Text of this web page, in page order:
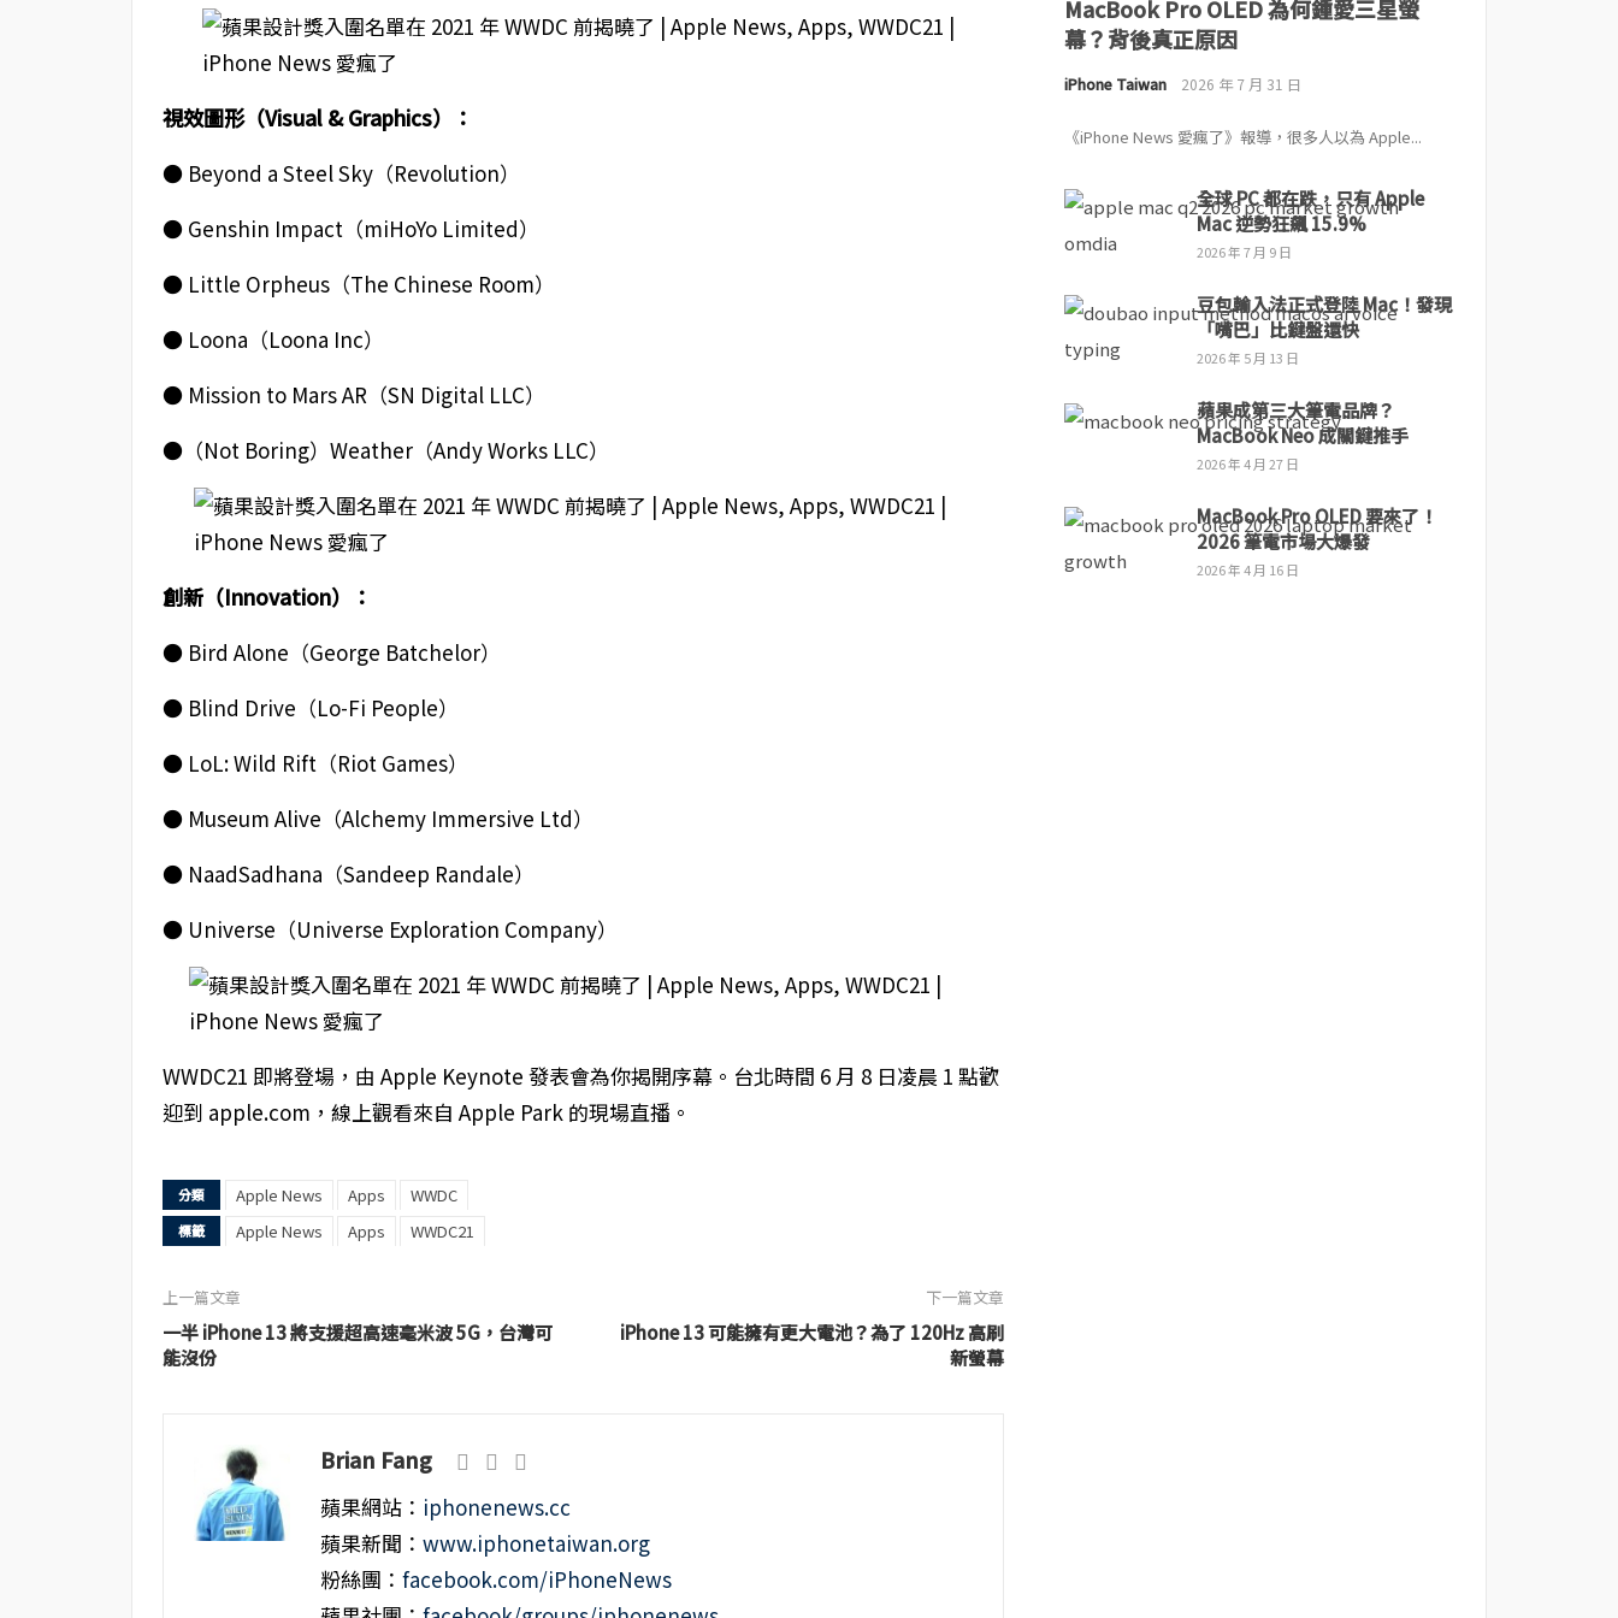
視效圖形（Visual & Graphics）：
● Beyond a Steel Sky（Revolution）
● Genshin Impact（miHoYo Limited）
● Little Orpheus（The Chinese Room）
● Loona（Loona Inc）
● Mission to Mars AR（SN Digital LLC）
●（Not Boring）Weather（Andy Works LLC）
創新（Innovation）：
● Bird Alone（George Batchelor）
● Blind Drive（Lo-Fi People）
● LoL: Wild Rift（Riot Games）
● Museum Alive（Alchemy Immersive Ltd）
● NaadSadhana（Sandeep Randale）
● Universe（Universe Exploration Company）
WWDC21 即將登場，由 Apple Keynote 發表會為你揭開序幕。台北時間 6 月 8 日凌晨 1 點歡
迎到 apple.com，線上觀看來自 Apple Park 的現場直播。
分類 Apple News Apps WWDC
標籤 Apple News Apps WWDC21
上一篇文章
一半 iPhone 13 將支援超高速毫米波 5G，台灣可
能沒份
下一篇文章
iPhone 13 可能擁有更大電池？為了 120Hz 高刷
新螢幕
Brian Fang
蘋果網站： iphonenews.cc
蘋果新聞： www.iphonetaiwan.org
粉絲團： facebook.com/iPhoneNews
MacBook Pro OLED 為何鍾愛三星螢
幕？背後真正原因
iPhone Taiwan 2026 年 7 月 31 日
《iPhone News 愛瘋了》報導，很多人以為 Apple...
全球 PC 都在跌，只有 Apple
Mac 逆勢狂飆 15.9%
2026 年 7 月 9 日
豆包輸入法正式登陸 Mac！發現
「嘴巴」比鍵盤還快
2026 年 5 月 13 日
蘋果成第三大筆電品牌？
MacBook Neo 成關鍵推手
2026 年 4 月 27 日
MacBook Pro OLED 要來了！
2026 筆電市場大爆發
2026 年 4 月 16 日